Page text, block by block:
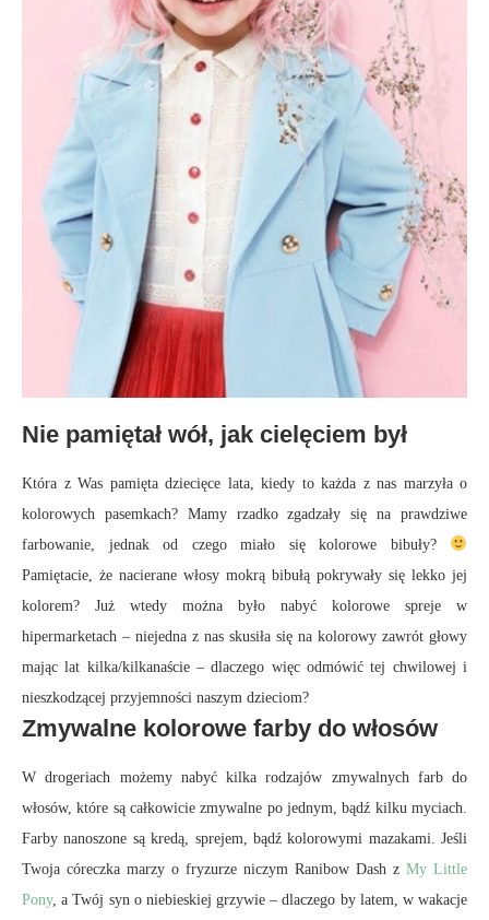
Nie pamiętał wół, jak cielęciem był
Która z Was pamięta dziecięce lata, kiedy to każda z nas marzyła o
kolorowych pasemkach? Mamy rzadko zgadzały się na prawdziwe
farbowanie, jednak od czego miało się kolorowe bibuły?
Pamiętacie, że nacierane włosy mokrą bibułą pokrywały się lekko jej
kolorem? Już wtedy można było nabyć kolorowe spreje w
hipermarketach – niejedna z nas skusiła się na kolorowy zawrót głowy
mając lat kilka/kilkanaście – dlaczego więc odmówić tej chwilowej i
nieszkodzącej przyjemności naszym dzieciom?
Zmywalne kolorowe farby do włosów
W drogeriach możemy nabyć kilka rodzajów zmywalnych farb do
włosów, które są całkowicie zmywalne po jednym, bądź kilku myciach.
Farby nanoszone są kredą, sprejem, bądź kolorowymi mazakami. Jeśli
Twoja córeczka marzy o fryzurze niczym Ranibow Dash z My Little
Pony, a Twój syn o niebieskiej grzywie – dlaczego by latem, w wakacje